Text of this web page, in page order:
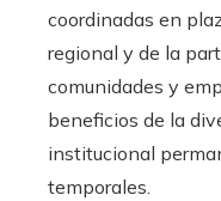
coordinadas en
regional y de la
comunidades y
beneficios de la
institucional
temporales.